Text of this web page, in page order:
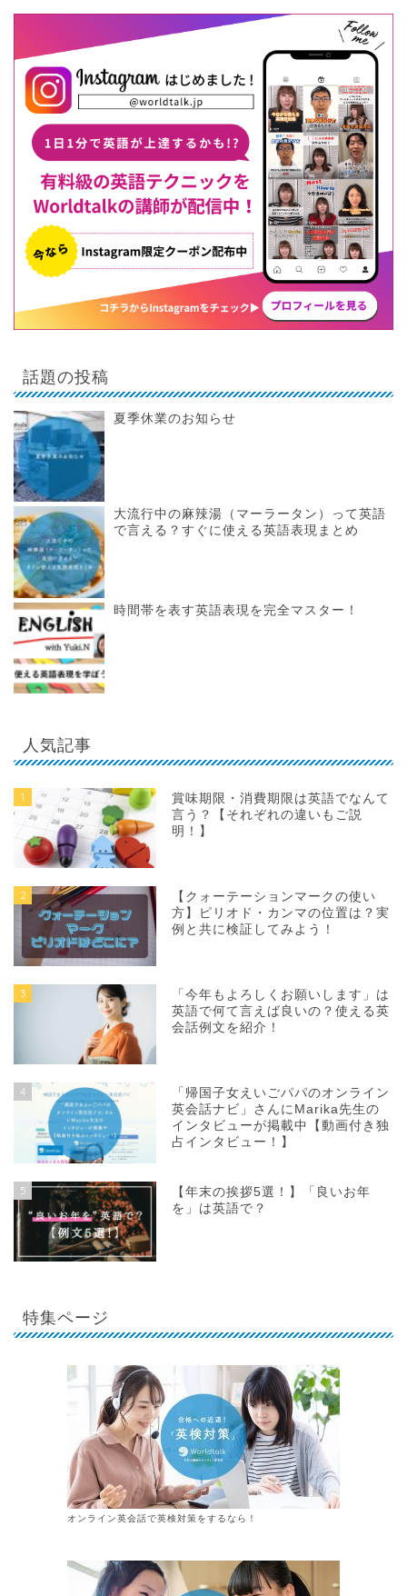
話題の投稿
夏季休業のお知らせ
大流行中の麻辣湯（マーラータン）って英語
で言える？すぐに使える英語表現まとめ
時間帯を表す英語表現を完全マスター！
人気記事
1
賞味期限・消費期限は英語でなんて
言う？【それぞれの違いもご説
明！】
2
【クォーテーションマークの使い
方】ピリオド・カンマの位置は？実
例と共に検証してみよう！
3
「今年もよろしくお願いします」は
英語で何て言えば良いの？使える英
会話例文を紹介！
4
「帰国子女えいごパパのオンライン
英会話ナビ」さんにMarika先生の
インタビューが掲載中【動画付き独
占インタビュー！】
5
【年末の挨拶5選！】「良いお年
を」は英語で？
特集ページ
オンライン英会話で英検対策をするなら！